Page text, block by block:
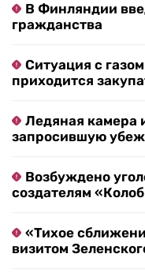
В Финляндии
гражданства
Ситуация с
приходится
Ледяная камера
запросившую
Возбуждено
создателям
«Тихое
визитом